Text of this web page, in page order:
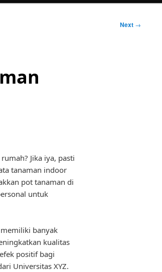
Next →
Jika iya, pasti
tanaman indoor
pot tanaman di
untuk
banyak
kualitas
positif bagi
Universitas XYZ.